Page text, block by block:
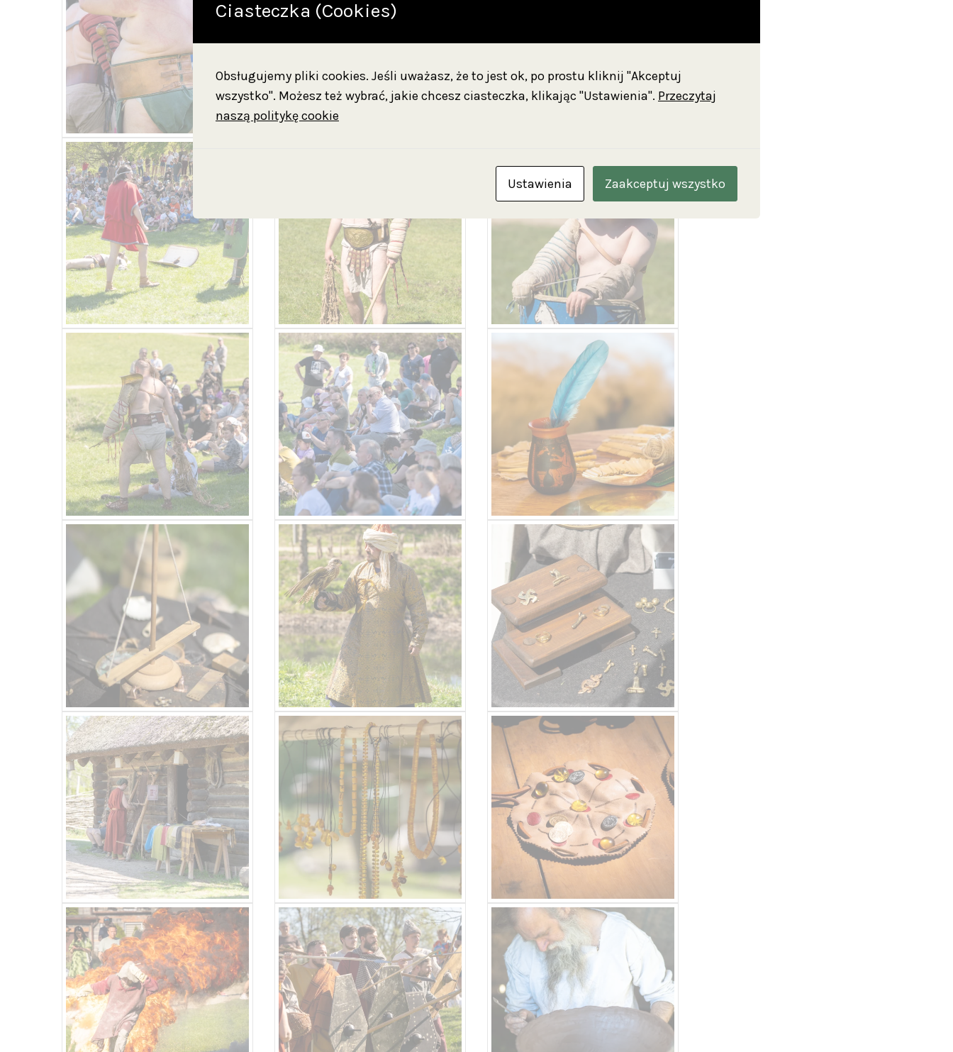
Ciasteczka (Cookies)
Obsługujemy pliki cookies. Jeśli uważasz, że to jest ok, po prostu kliknij "Akceptuj
wszystko". Możesz też wybrać, jakie chcesz ciasteczka, klikając "Ustawienia". Przeczytaj
naszą politykę cookie
Ustawienia Zaakceptuj wszystko